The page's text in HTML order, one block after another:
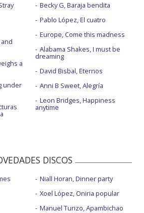
and
a
under
Becky G, Baraja bendita
Pablo López, El cuatro
Europe, Come this madness
Alabama Shakes, I must be
dreaming
David Bisbal, Eternos
Anni B Sweet, Alegría
Leon Bridges, Happiness
anytime
DISCOS
Niall Horan, Dinner party
Xoel López, Oniria popular
Manuel Turizo, Apambichao